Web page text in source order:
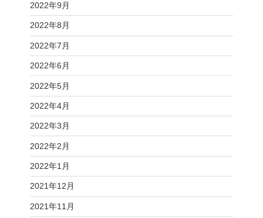
2022年9月
2022年8月
2022年7月
2022年6月
2022年5月
2022年4月
2022年3月
2022年2月
2022年1月
2021年12月
2021年11月